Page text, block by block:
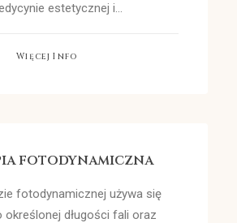
estetycznej i…
Więcej Info
fotodynamiczna
fotodynamicznej używa się
określonej długości fali oraz